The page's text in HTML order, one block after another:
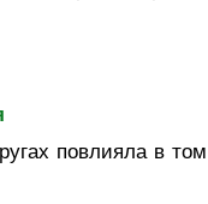
повлияла в том